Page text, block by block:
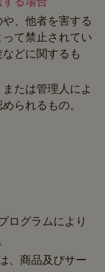
、他者を害する
て禁止されてい
どに関するも
たは管理人によ
られるもの。
ログラムにより
、商品及びサー